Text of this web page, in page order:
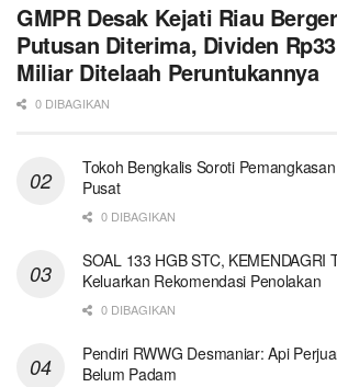
GMPR Desak Kejati Riau
Putusan Diterima, Dividen
Miliar Ditelaah Peruntukannya
0 DIBAGIKAN
Tokoh Bengkalis Soroti
Pusat
0 DIBAGIKAN
SOAL 133 HGB STC, KEMENDAGRI
Keluarkan Rekomendasi Penolakan
0 DIBAGIKAN
Pendiri RWWG Desmaniar: Api
Belum Padam